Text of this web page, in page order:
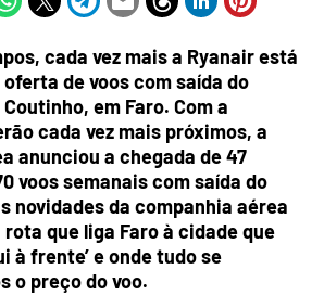
cada vez mais a Ryanair está
de voos com saída do
em Faro. Com a
cada vez mais próximos, a
anunciou a chegada de 47
voos semanais com saída do
novidades da companhia aérea
que liga Faro à cidade que
à frente’ e onde tudo se
o preço do voo.